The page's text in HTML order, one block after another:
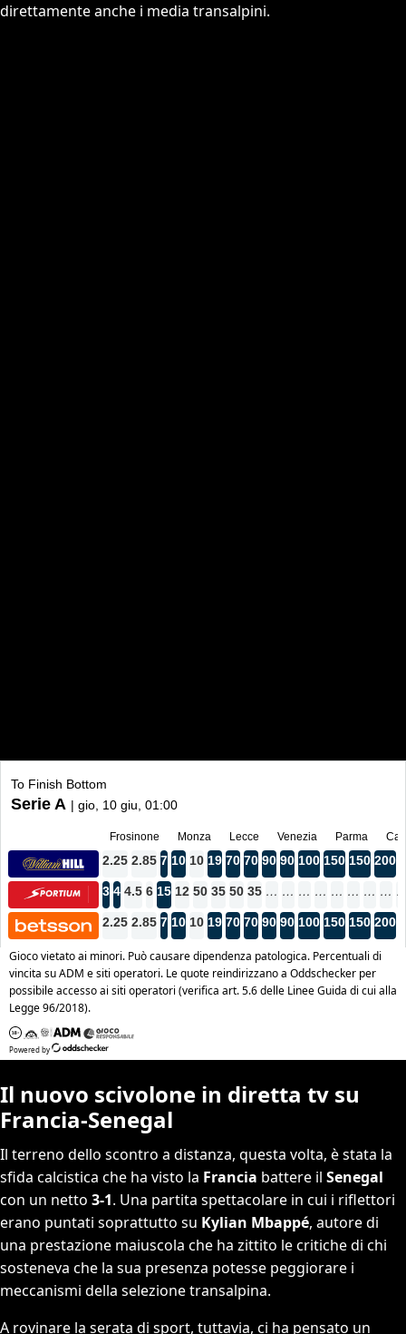
direttamente anche i media transalpini.
Il nuovo scivolone in diretta tv su
Francia-Senegal
Il terreno dello scontro a distanza, questa volta, è stata la
sfida calcistica che ha visto la Francia battere il Senegal
con un netto 3-1. Una partita spettacolare in cui i riflettori
erano puntati soprattutto su Kylian Mbappé, autore di
una prestazione maiuscola che ha zittito le critiche di chi
sosteneva che la sua presenza potesse peggiorare i
meccanismi della selezione transalpina.
A rovinare la serata di sport, tuttavia, ci ha pensato un